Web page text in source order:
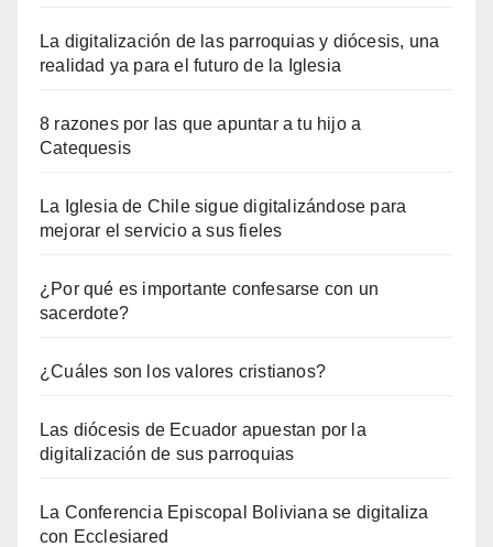
La digitalización de las parroquias y diócesis, una
realidad ya para el futuro de la Iglesia
8 razones por las que apuntar a tu hijo a
Catequesis
La Iglesia de Chile sigue digitalizándose para
mejorar el servicio a sus fieles
¿Por qué es importante confesarse con un
sacerdote?
¿Cuáles son los valores cristianos?
Las diócesis de Ecuador apuestan por la
digitalización de sus parroquias
La Conferencia Episcopal Boliviana se digitaliza
con Ecclesiared